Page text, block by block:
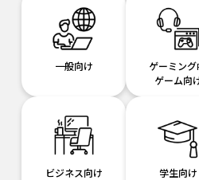
一般向け
ゲーミング
ゲーム向
ビジネス向け 学生向け